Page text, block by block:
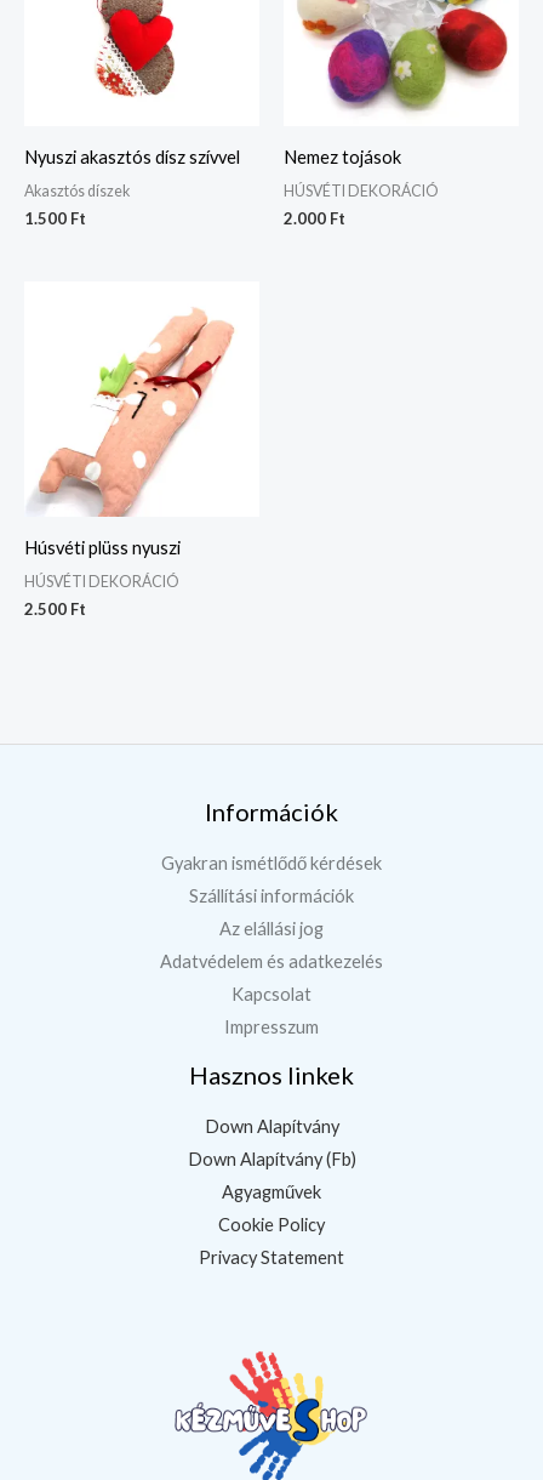
Nyuszi akasztós dísz szívvel
Akasztós díszek
1.500 Ft
Nemez tojások
HÚSVÉTI DEKORÁCIÓ
2.000 Ft
Húsvéti plüss nyuszi
HÚSVÉTI DEKORÁCIÓ
2.500 Ft
Információk
Gyakran ismétlődő kérdések
Szállítási információk
Az elállási jog
Adatvédelem és adatkezelés
Kapcsolat
Impresszum
Hasznos linkek
Down Alapítvány
Down Alapítvány (Fb)
Agyagművek
Cookie Policy
Privacy Statement